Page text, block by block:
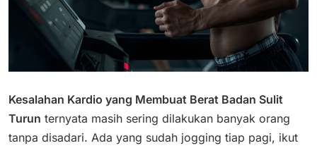
Kesalahan Kardio yang Membuat Berat Badan Sulit
Turun ternyata masih sering dilakukan banyak orang
tanpa disadari. Ada yang sudah jogging tiap pagi, ikut